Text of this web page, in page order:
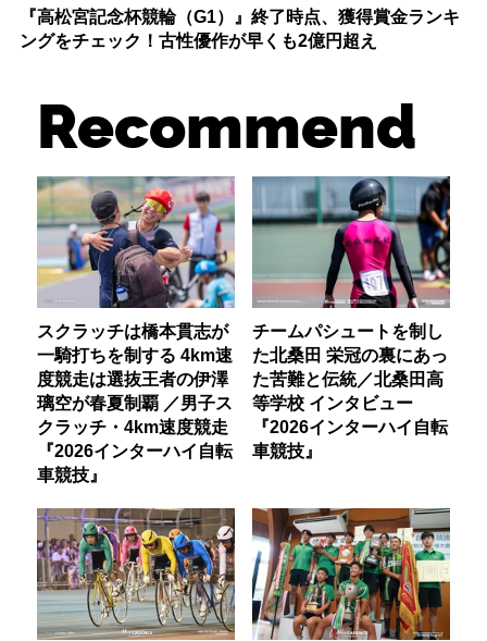
『高松宮記念杯競輪（G1）』終了時点、獲得賞金ランキ
ングをチェック！古性優作が早くも2億円超え
Recommend
スクラッチは橋本貫志が
一騎打ちを制する 4km速
度競走は選抜王者の伊澤
璃空が春夏制覇 ／男子ス
クラッチ・4km速度競走
『2026インターハイ自転
車競技』
チームパシュートを制し
た北桑田 栄冠の裏にあっ
た苦難と伝統／北桑田高
等学校 インタビュー
『2026インターハイ自転
車競技』